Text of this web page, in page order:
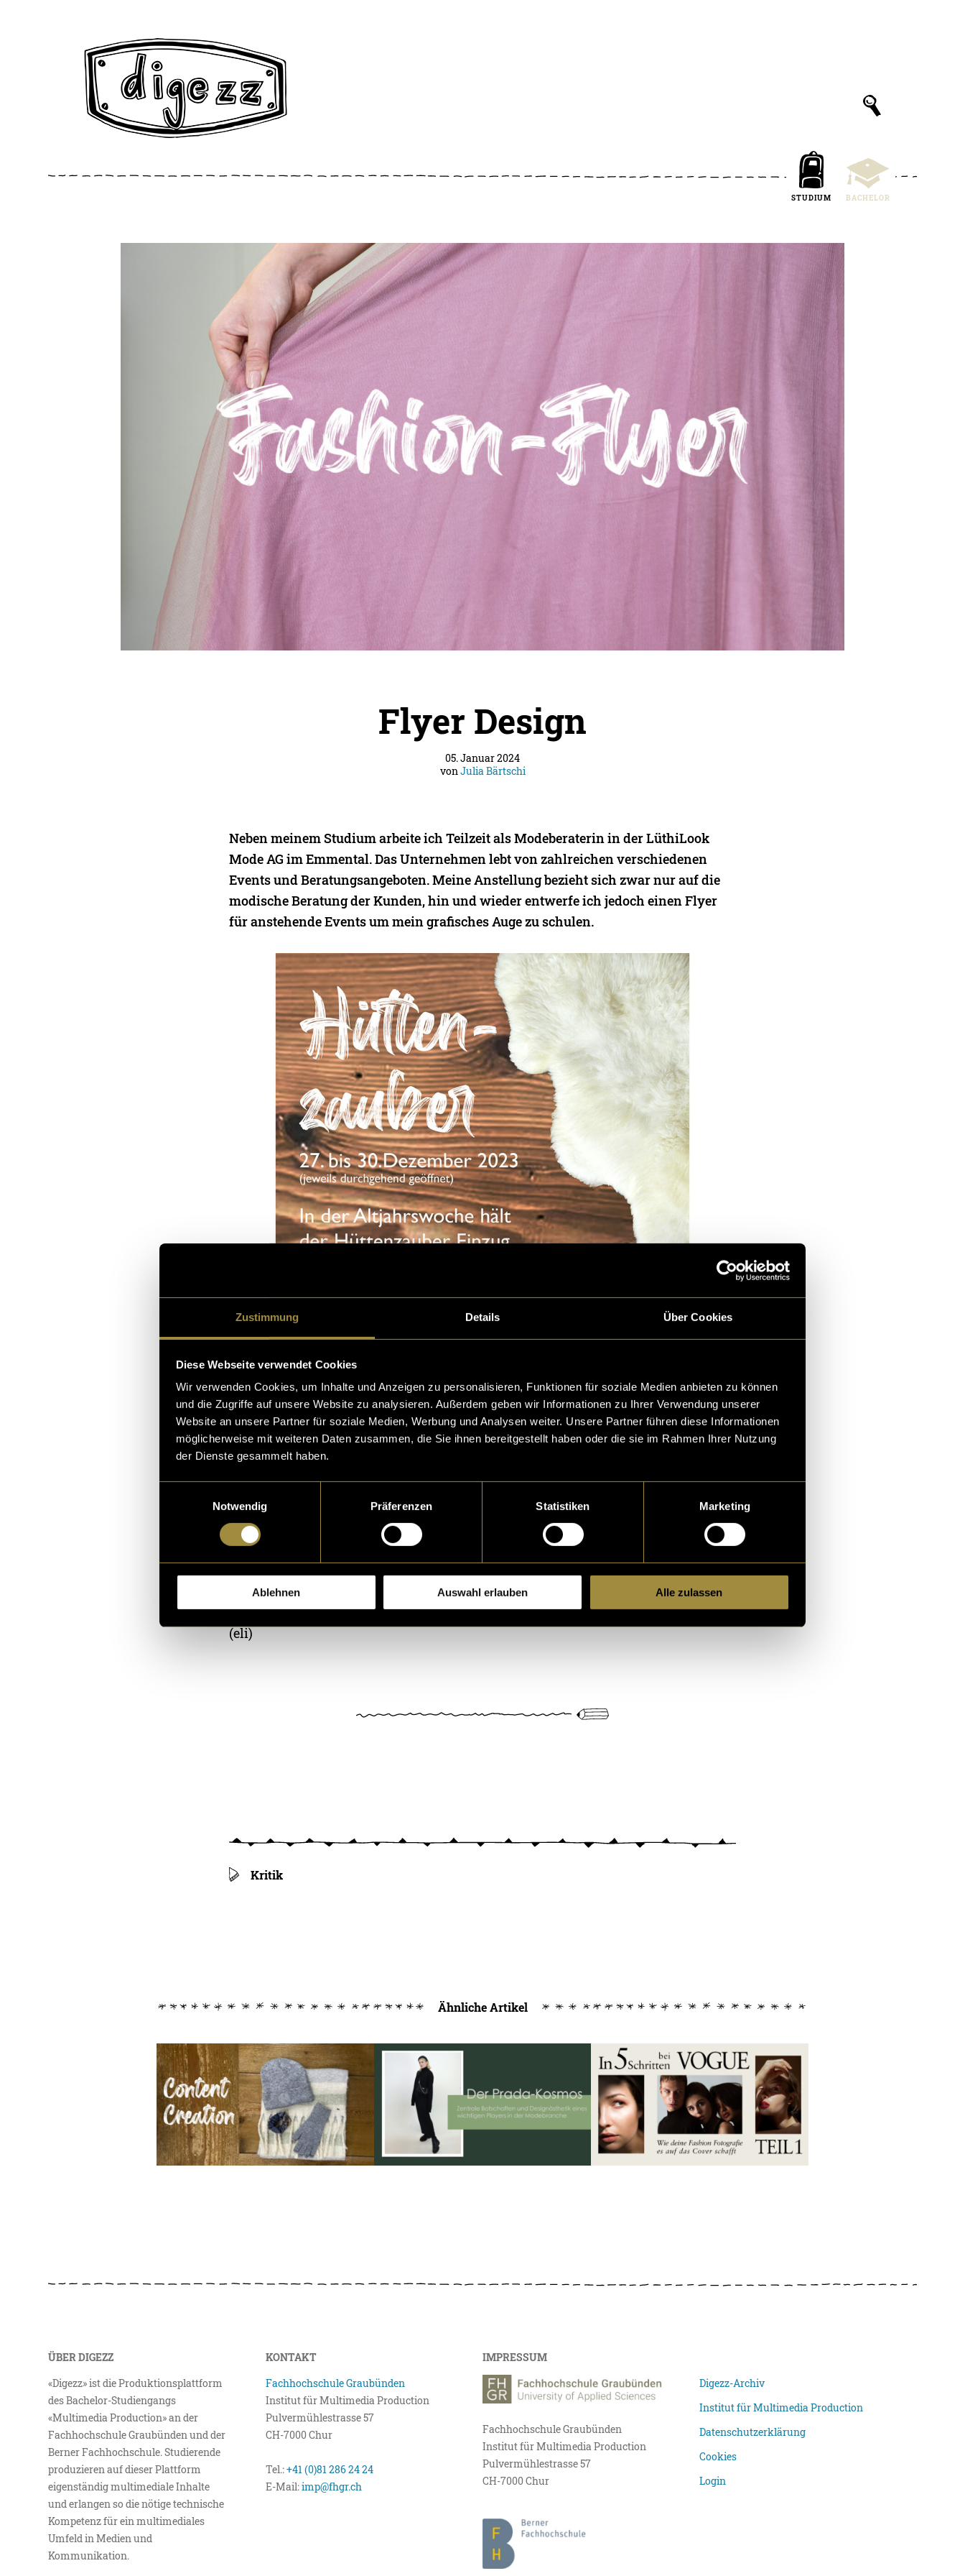
Zustimmung Details Über Cookies
Diese Webseite verwendet Cookies
Wir verwenden Cookies, um Inhalte und Anzeigen zu personalisieren, Funktionen für soziale Medien anbieten zu können
und die Zugriffe auf unsere Website zu analysieren. Außerdem geben wir Informationen zu Ihrer Verwendung unserer
Website an unsere Partner für soziale Medien, Werbung und Analysen weiter. Unsere Partner führen diese Informationen
möglicherweise mit weiteren Daten zusammen, die Sie ihnen bereitgestellt haben oder die sie im Rahmen Ihrer Nutzung
der Dienste gesammelt haben.
Notwendig
Präferenzen Statistiken Marketing
Ablehnen Auswahl erlauben Alle zulassen
STUDIUM BACHELOR
Flyer Design
05. Januar 2024
vonJulia Bärtschi
Neben meinem Studium arbeite ich Teilzeit als Modeberaterin in der LüthiLook
Mode AG im Emmental. Das Unternehmen lebt von zahlreichen verschiedenen
Events und Beratungsangeboten. Meine Anstellung bezieht sich zwar nur auf die
modische Beratung der Kunden, hin und wieder entwerfe ich jedoch einen Flyer
für anstehende Events um mein grafisches Auge zu schulen.
(eli)
Kritik
Ähnliche Artikel
ÜBER DIGEZZ
«Digezz» ist die Produktionsplattform
des Bachelor-Studiengangs
«Multimedia Production» an der
Fachhochschule Graubünden und der
Berner Fachhochschule. Studierende
produzieren auf dieser Plattform
eigenständig multimediale Inhalte
und erlangen so die nötige technische
Kompetenz für ein multimediales
Umfeld in Medien und
Kommunikation.
KONTAKT
Fachhochschule Graubünden
Institut für Multimedia Production
Pulvermühlestrasse 57
CH-7000 Chur
Tel.:+41 (0)81 286 24 24
E-Mail:imp@fhgr.ch
IMPRESSUM
Fachhochschule Graubünden
Institut für Multimedia Production
Pulvermühlestrasse 57
CH-7000 Chur
Digezz-Archiv
Institut für Multimedia Production
Datenschutzerklärung
Cookies
Login